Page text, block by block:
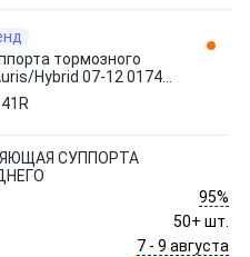
тормозного
Hybrid 07-12 0174-
СУППОРТА
95%
50+ шт.
7 - 9 августа